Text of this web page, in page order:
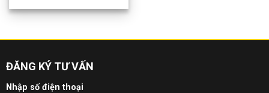
ĐĂNG KÝ TƯ VẤN
Nhập số điện thoại